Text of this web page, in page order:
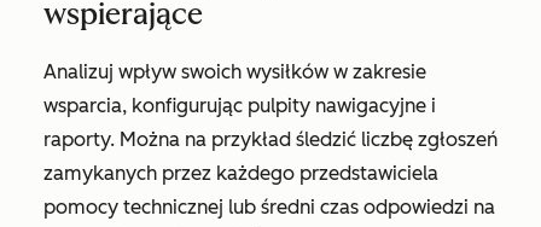
wspierające
Analizuj wpływ swoich wysiłków w zakresie
wsparcia, konfigurując pulpity nawigacyjne i
raporty. Można na przykład śledzić liczbę zgłoszeń
zamykanych przez każdego przedstawiciela
pomocy technicznej lub średni czas odpowiedzi na